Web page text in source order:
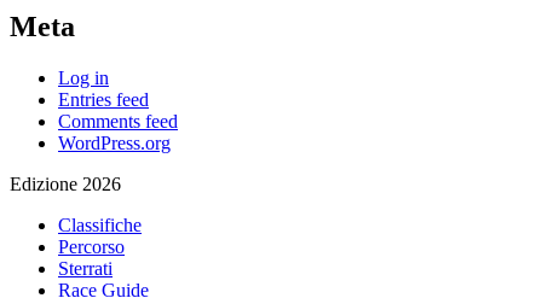
Meta
Log in
Entries feed
Comments feed
WordPress.org
Edizione 2026
Classifiche
Percorso
Sterrati
Race Guide